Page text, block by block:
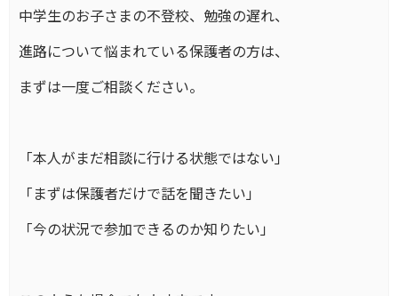
中学生のお子さまの不登校、勉強の遅れ、
進路について悩まれている保護者の方は、
まずは一度ご相談ください。
「本人がまだ相談に行ける状態ではない」
「まずは保護者だけで話を聞きたい」
「今の状況で参加できるのか知りたい」